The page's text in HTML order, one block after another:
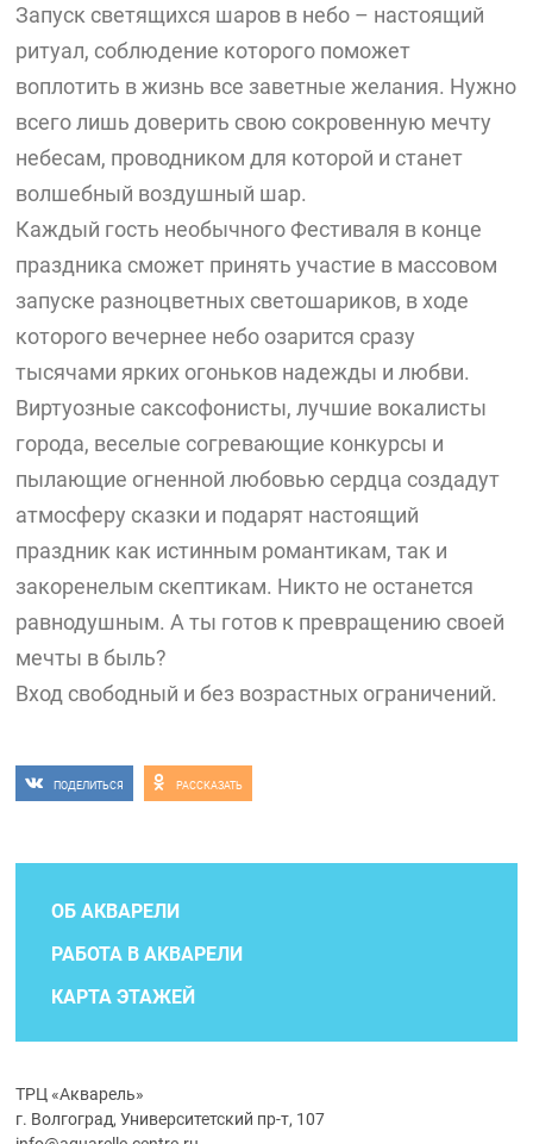
Запуск светящихся шаров в небо – настоящий
ритуал, соблюдение которого поможет
воплотить в жизнь все заветные желания. Нужно
всего лишь доверить свою сокровенную мечту
небесам, проводником для которой и станет
волшебный воздушный шар.
Каждый гость необычного Фестиваля в конце
праздника сможет принять участие в массовом
запуске разноцветных светошариков, в ходе
которого вечернее небо озарится сразу
тысячами ярких огоньков надежды и любви.
Виртуозные саксофонисты, лучшие вокалисты
города, веселые согревающие конкурсы и
пылающие огненной любовью сердца создадут
атмосферу сказки и подарят настоящий
праздник как истинным романтикам, так и
закоренелым скептикам. Никто не останется
равнодушным. А ты готов к превращению своей
мечты в быль?
Вход свободный и без возрастных ограничений.
ПОДЕЛИТЬСЯ РАССКАЗАТЬ
ОБ АКВАРЕЛИ
РАБОТА В АКВАРЕЛИ
КАРТА ЭТАЖЕЙ
ТРЦ «Акварель»
г. Волгоград, Университетский пр-т, 107